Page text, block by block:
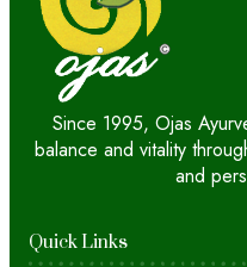
Since 1995, Ojas
balance and vitality
and
Quick Links